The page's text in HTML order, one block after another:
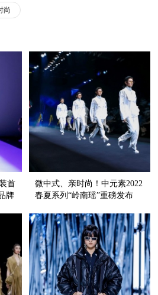
尚
首
牌
微中式、亲时尚！中元素2022
春夏系列“岭南瑶”重磅发布